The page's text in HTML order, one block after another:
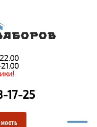
17-25